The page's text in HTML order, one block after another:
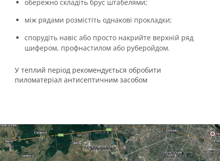
обережно складіть брус штабелями;
між рядами розмістіть однакові прокладки;
спорудіть навіс або просто накрийте верхній ряд
шифером, профнастилом або руберойдом.
У теплий період рекомендується обробити
пиломатеріал антисептичним засобом